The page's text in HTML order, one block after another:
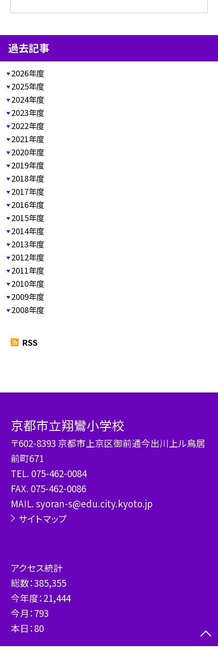
過去記事
2026年度
2025年度
2024年度
2023年度
2022年度
2021年度
2020年度
2019年度
2018年度
2017年度
2016年度
2015年度
2014年度
2013年度
2012年度
2011年度
2010年度
2009年度
2008年度
RSS
京都市立翔鸞小学校
〒602-8393 京都市上京区御前通今出川上ル鳥居
前町671
TEL. 075-462-0084
FAX. 075-462-0086
MAIL. syoran-s@edu.city.kyoto.jp
サイトマップ
アクセス統計
総数：385,355
今年度：21,444
今月：793
本日：80